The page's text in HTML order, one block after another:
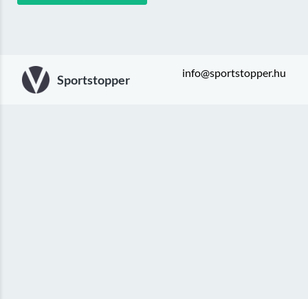
Sportstopper info@sportstopper.hu